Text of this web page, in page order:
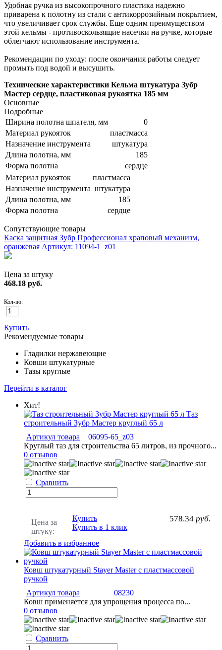
Удобная ручка из высокопрочного пластика надежно
приварена к полотну из стали с антикоррозийным покрытием,
что увеличивает срок службы. Еще одним преимуществом
этой кельмы - противоскользящие насечки на ручке, которые
облегчают использование инструмента.
Рекомендации по уходу: после окончания работы следует
промыть под водой и высушить.
Технические характеристики Кельма штукатура Зубр
Мастер сердце, пластиковая рукоятка 185 мм
Основные
Подробные
Ширина полотна шпателя, мм
0
Материал рукояток
пластмасса
Назначение инструмента
штукатура
Длина полотна, мм
185
Форма полотна
сердце
Материал рукояток
пластмасса
Назначение инструмента штукатура
Длина полотна, мм
185
Форма полотна
сердце
Сопутствующие товары
Каска защитная Зубр Профессионал храповый механизм,
оранжевая Артикул: 11094-1_z01
Цена за штуку
468.18 руб.
Кол-во:
Купить
Рекомендуемые товары
Гладилки нержавеющие
Ковши штукатурные
Тазы круглые
Перейти в каталог
Хит!
Таз
строительный Зубр Мастер круглый 65 л
Артикул товара
06095-65_z03
Круглый таз для строительства 65 литров, из прочного...
0 отзывов
Сравнить
Цена за
штуку:
578.34 руб.
Купить
Купить в 1 клик
Добавить в избранное
Ковш штукатурный Stayer Master с пластмассовой
ручкой
Артикул товара
08230
Ковш применяется для упрощения процесса по...
0 отзывов
Сравнить